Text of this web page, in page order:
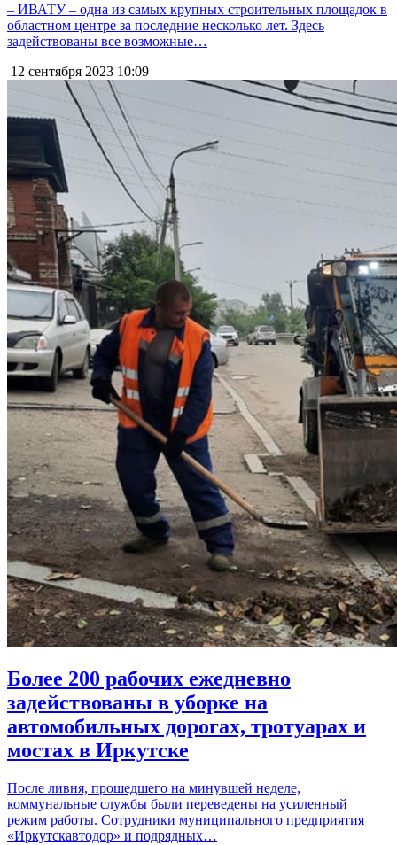
– ИВАТУ – одна из самых крупных строительных площадок в
областном центре за последние несколько лет. Здесь
задействованы все возможные…
12 сентября 2023 10:09
Более 200 рабочих ежедневно
задействованы в уборке на
автомобильных дорогах, тротуарах и
мостах в Иркутске
После ливня, прошедшего на минувшей неделе,
коммунальные службы были переведены на усиленный
режим работы. Сотрудники муниципального предприятия
«Иркутскавтодор» и подрядных…